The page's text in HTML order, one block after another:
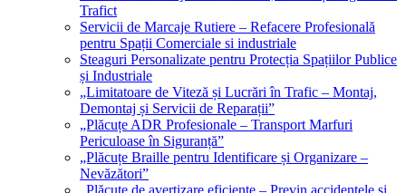
Trafict
Servicii de Marcaje Rutiere – Refacere Profesională
pentru Spații Comerciale si industriale
Steaguri Personalizate pentru Protecția Spațiilor Publice
și Industriale
„Limitatoare de Viteză și Lucrări în Trafic – Montaj,
Demontaj și Servicii de Reparații”
„Plăcuțe ADR Profesionale – Transport Marfuri
Periculoase în Siguranță”
„Plăcuțe Braille pentru Identificare și Organizare –
Nevăzători”
„Plăcuțe de avertizare eficiente – Previn accidentele și